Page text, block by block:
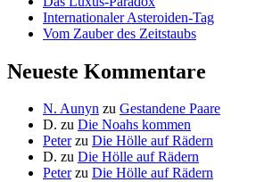
Internationaler Asteroiden-Tag
Vom Zauber des Zeitstaubs
Neueste Kommentare
N. Aunyn zu Gestandene Paare
D. zu Die Noahs kommen
Peterzu Die Hölle auf Rädern
D. zu Die Hölle auf Rädern
Peterzu Die Hölle auf Rädern